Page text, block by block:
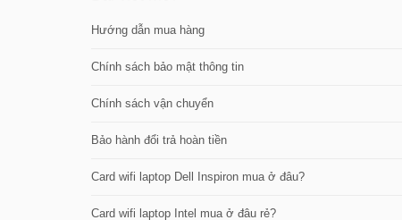
Hướng dẫn mua hàng
Chính sách bảo mật thông tin
Chính sách vận chuyển
Bảo hành đổi trả hoàn tiền
Card wifi laptop Dell Inspiron mua ở đâu?
Card wifi laptop Intel mua ở đâu rẻ?